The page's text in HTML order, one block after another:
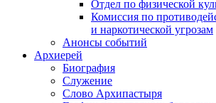
Отдел по физической
Комиссия по
и наркотической угрозам
Анонсы событий
Архиерей
Биография
Служение
Слово Архипастыря